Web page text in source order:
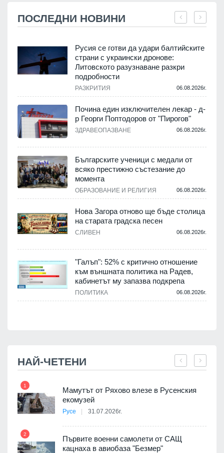
ПОСЛЕДНИ НОВИНИ
Русия се готви да удари балтийските
страни с украински дронове:
Литовското разузнаване разкри
подробности
РАЗКРИТИЯ 06.08.2026г.
Почина един изключителен лекар - д-
р Георги Поптодоров от "Пирогов"
ЗДРАВЕОПАЗВАНЕ 06.08.2026г.
Българските ученици с медали от
всяко престижно състезание до
момента
ОБРАЗОВАНИЕ И РЕЛИГИЯ 06.08.2026г.
Нова Загора отново ще бъде столица
на старата градска песен
СЛИВЕН 06.08.2026г.
"Галъп": 52% с критично отношение
към външната политика на Радев,
кабинетът му запазва подкрепа
ПОЛИТИКА 06.08.2026г.
НАЙ-ЧЕТЕНИ
1
Мамутът от Ряхово влезе в Русенския
екомузей
Русе 31.07.2026г.
2
Първите военни самолети от САЩ
кацнаха в авиобаза "Безмер"